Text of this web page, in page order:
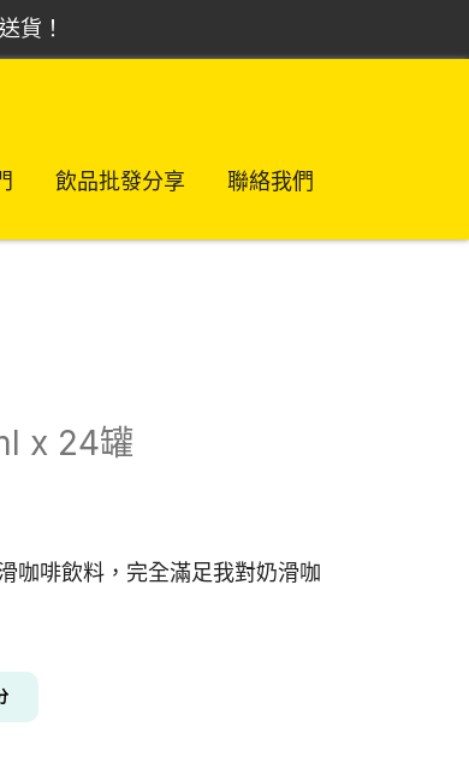
貨！
飲品批發分享 聯絡我們
x 24罐
咖啡飲料，完全滿足我對奶滑咖